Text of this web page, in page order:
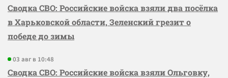
Сводка СВО: Российские войска взяли два посёлка
в Харьковской области, Зеленский грезит о
победе до зимы
03 авг в 10:48
Сводка СВО: Российские войска взяли Ольговку,